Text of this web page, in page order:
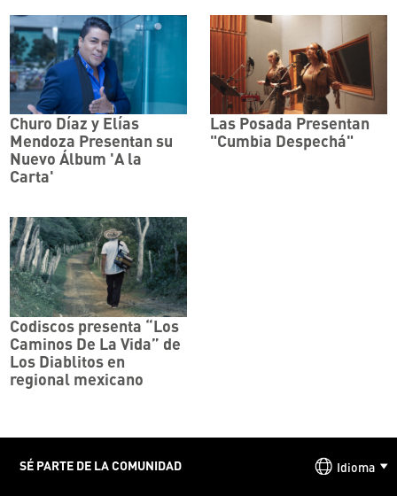
Churo Díaz y Elías
Mendoza Presentan su
Nuevo Álbum 'A la
Carta'
Las Posada Presentan
"Cumbia Despechá"
Codiscos presenta “Los
Caminos De La Vida” de
Los Diablitos en
regional mexicano
SÉ PARTE DE LA COMUNIDAD Idioma